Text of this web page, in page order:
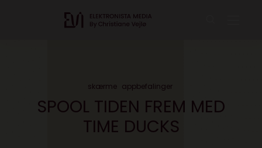
skærme appbefalinger
SPOOL TIDEN FREM MED
TIME DUCKS